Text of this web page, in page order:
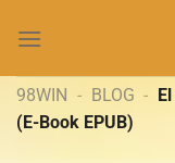
đến
dung98WIN - BLOG -
(E-Book EPUB)